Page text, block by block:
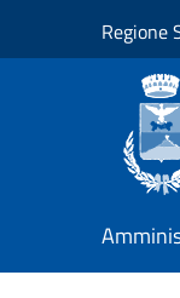
Regione